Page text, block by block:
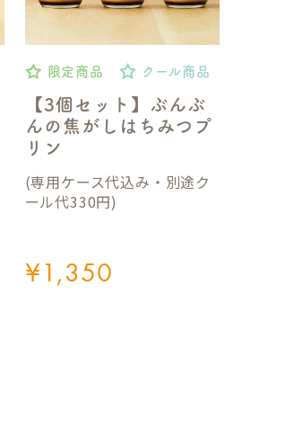
限定商品 クール商品
【3個セット】ぶんぶ
んの焦がしはちみつプ
リン
(専用ケース代込み・別途ク
ール代330円)
¥1,350